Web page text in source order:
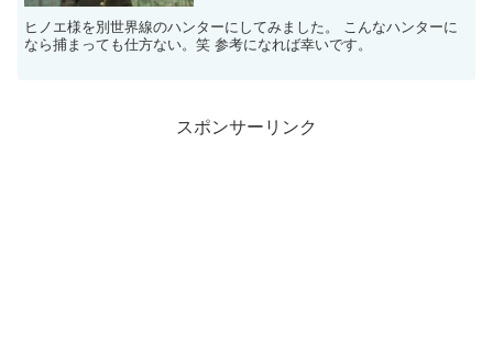
ヒノエ様を別世界線のハンターにしてみました。 こんなハンターに
なら捕まっても仕方ない。笑 参考になれば幸いです。
スポンサーリンク